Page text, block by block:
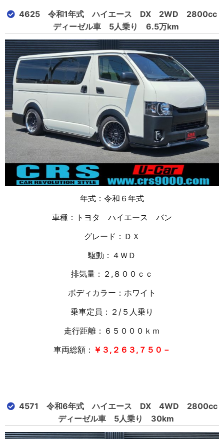
4625 令和1年式 ハイエース DX 2WD 2800cc
ディーゼル車 5人乗り 6.5万km
年式：令和６年式
車種：トヨタ ハイエース バン
グレード：ＤＸ
駆動：４ＷＤ
排気量：２,８００ｃｃ
ボディカラー：ホワイト
乗車定員：２/５人乗り
走行距離：６５０００ｋｍ
車両総額： ￥３,２６３,７５０－
4571 令和6年式 ハイエース DX 4WD 2800cc
ディーゼル車 5人乗り 30km